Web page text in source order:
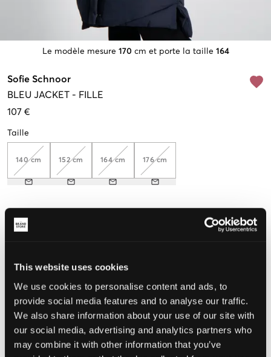
This website uses cookies
We use cookies to personalise content and ads, to
provide social media features and to analyse our traffic.
We also share information about your use of our site with
our social media, advertising and analytics partners who
may combine it with other information that you’ve
Le modèle mesure 170 cm et porte la taille 164
Sofie Schnoor
BLEU JACKET - FILLE
107 €
Taille
140 cm 152 cm 164 cm 176 cm
CHOISIR LA TAILLE
Livraison gratuite à partir de 69 €
Garantie de remboursement pendant 60 jours
Livraisons rapides